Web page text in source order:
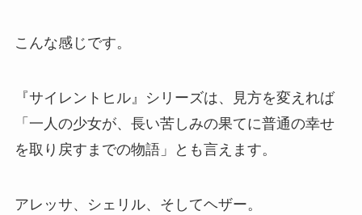
こんな感じです。
『サイレントヒル』シリーズは、見方を変えれば
「一人の少女が、長い苦しみの果てに普通の幸せ
を取り戻すまでの物語」とも言えます。
アレッサ、シェリル、そしてヘザー。